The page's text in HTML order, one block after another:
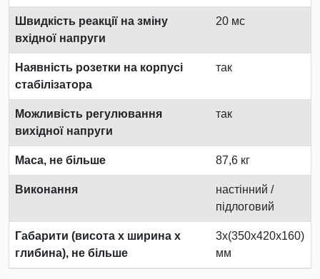
Швидкість реакції на зміну
вхідної напруги
20 мс
Наявність розетки на корпусі
стабілізатора
так
Можливість регулювання
вихідної напруги
так
Маса, не більше 87,6 кг
Виконання
настінний /
підлоговий
Габарити (висота х ширина х
глибина), не більше
3х(350х420х160)
мм